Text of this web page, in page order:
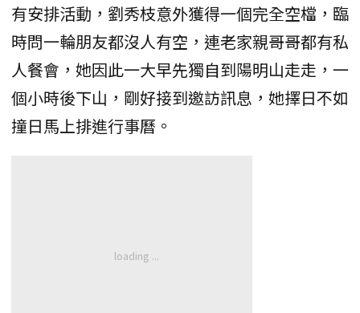
有安排活動，劉秀枝意外獲得一個完全空檔，臨
時問一輪朋友都沒人有空，連老家親哥哥都有私
人餐會，她因此一大早先獨自到陽明山走走，一
個小時後下山，剛好接到邀訪訊息，她擇日不如
撞日馬上排進行事曆。